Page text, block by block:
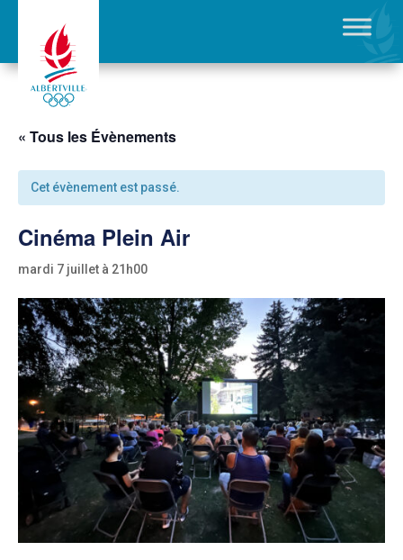
« Tous les Évènements
Cet évènement est passé.
Cinéma Plein Air
mardi 7 juillet à 21h00